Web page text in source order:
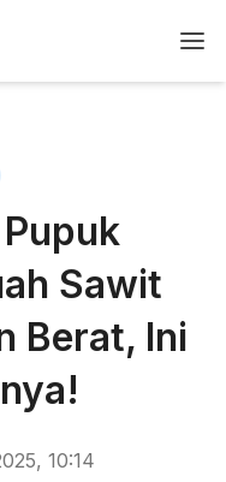
Sawit
Berat, Ini
10:14